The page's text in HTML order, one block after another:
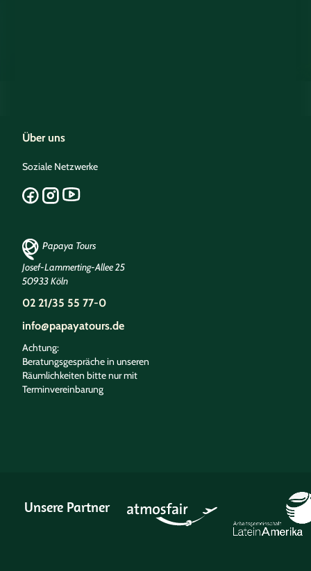
Über uns
Soziale Netzwerke
Papaya Tours
Josef-Lammerting-Allee 25
50933 Köln
02 21/35 55 77-0
info@papayatours.de
Achtung:
Beratungsgespräche in unseren
Räumlichkeiten bitte nur mit
Terminvereinbarung
Unsere Partner